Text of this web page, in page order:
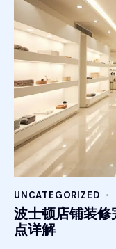
UNCATEGORIZED
波士顿店铺装
点详解